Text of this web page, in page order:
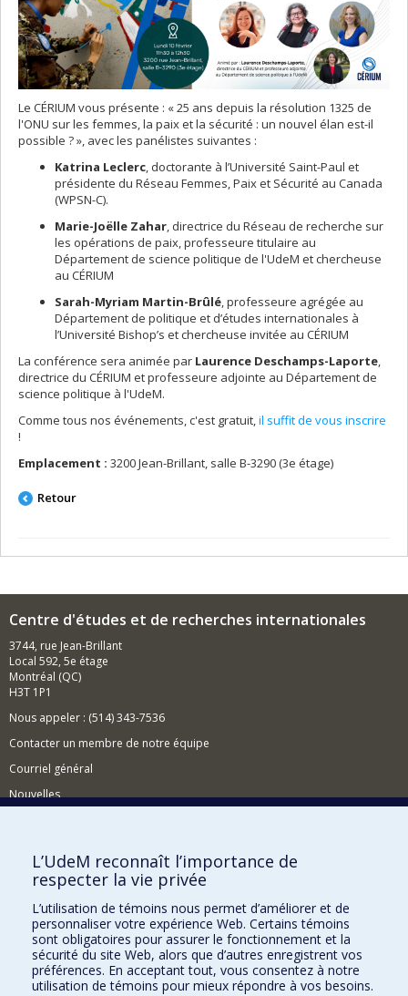
Le CÉRIUM vous présente : « 25 ans depuis la résolution 1325 de
l'ONU sur les femmes, la paix et la sécurité : un nouvel élan est-il
possible ? », avec les panélistes suivantes :
Katrina Leclerc, doctorante à l’Université Saint-Paul et
présidente du Réseau Femmes, Paix et Sécurité au Canada
(WPSN-C).
Marie-Joëlle Zahar, directrice du Réseau de recherche sur
les opérations de paix, professeure titulaire au
Département de science politique de l'UdeM et chercheuse
au CÉRIUM
Sarah-Myriam Martin-Brûlé, professeure agrégée au
Département de politique et d’études internationales à
l’Université Bishop’s et chercheuse invitée au CÉRIUM
La conférence sera animée par Laurence Deschamps-Laporte,
directrice du CÉRIUM et professeure adjointe au Département de
science politique à l'UdeM.
Comme tous nos événements, c'est gratuit,il suffit de vous inscrire
!
Emplacement : 3200 Jean-Brillant, salle B-3290 (3e étage)
Retour
Centre d'études et de recherches internationales
3744, rue Jean-Brillant
Local 592, 5e étage
Montréal (QC)
H3T 1P1
Nous appeler : (514) 343-7536
Contacter un membre de notre équipe
Courriel général
Nouvelles
Comment soutenir le CÉRIUM?
BESOIN D'AIDE?
Plan du site
Signaler une erreur
Accessibilité
L’UdeM reconnaît l’importance de
respecter la vie privée
L’utilisation de témoins nous permet d’améliorer et de
personnaliser votre expérience Web. Certains témoins
sont obligatoires pour assurer le fonctionnement et la
sécurité du site Web, alors que d’autres enregistrent vos
préférences. En acceptant tout, vous consentez à notre
utilisation de témoins pour mieux répondre à vos besoins.